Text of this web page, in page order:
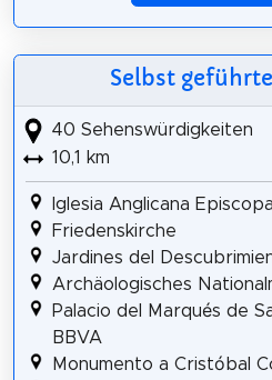
Selbst
40 Sehenswürdigkeiten
10,1 km
Iglesia Anglicana
Friedenskirche
Jardines del
Archäologisches
Palacio del Marqués de
BBVA
Monumento a Cristóbal